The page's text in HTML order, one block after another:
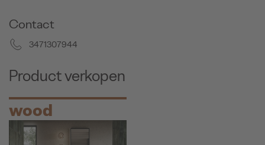
Contact
3471307944
Product verkopen
wood